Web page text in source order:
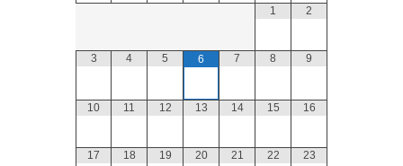
1 2
3 4 5 6 7 8 9
10 11 12 13 14 15 16
17 18 19 20 21 22 23